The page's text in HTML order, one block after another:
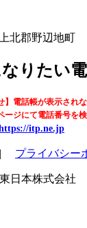
北郡野辺地町
なりたい
】電話帳が表示され
ジにて電話番号を
itp.ne.jp
プライバシー
日本株式会社